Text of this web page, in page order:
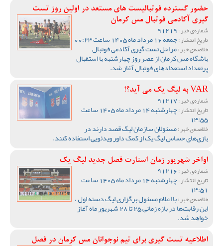
حضور گسترده فوتبالیست های مستعد در اولین روز تست
گیری آکادمی فوتبال مس کرمان
شماره‌ی خبر :
تاریخ انتشار :جمعه 16 مرداد ماه 1405 ساعت 00:23
خلاصه‌ی خبر :مراحل تست گیری آکادمی فوتبال
باشگاه مس کرمان از عصر روز چهارشنبه با استقبال
پرتعداد استعدادهای فوتبال آغاز شد.
VAR به لیگ یک می آید؟!
شماره‌ی خبر :
تاریخ انتشار : چهارشنبه 14 مرداد ماه 1405 ساعت
13:55
خلاصه‌ی خبر :مسئولان سازمان لیگ قصد دارند در
بازی‌های حساس لیگ یک از کمک داور ویدئویی استفاده کنند.
اواخر شهریور زمان استارت فصل جدید لیگ یک
شماره‌ی خبر :
تاریخ انتشار : چهارشنبه 14 مرداد ماه 1405 ساعت
13:51
خلاصه‌ی خبر :با اعلام مسئول برگزاری لیگ دسته اول ،
این رقابت‌ها در بازه زمانی 25 تا 28 شهریور ماه آغاز
خواهد شد.
اطلاعیه تست گیری برای تیم نوجوانان مس کرمان در فصل